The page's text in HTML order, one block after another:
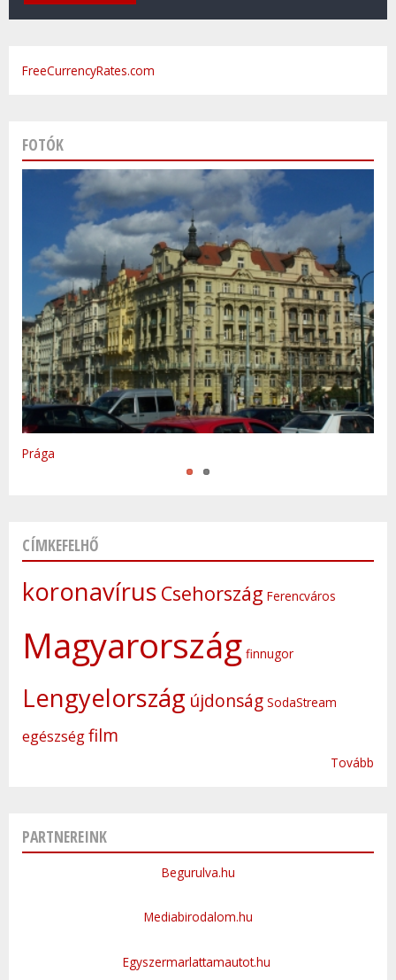
FreeCurrencyRates.com
FOTÓK
Prága
Varsó
CÍMKEFELHŐ
koronavírus Csehország Ferencváros
Magyarország finnugor
Lengyelország újdonság SodaStream
egészségfilm
Tovább
PARTNEREINK
Begurulva.hu
Mediabirodalom.hu
Egyszermarlattamautot.hu